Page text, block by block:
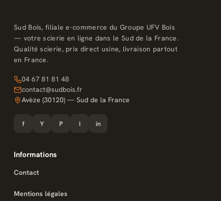
Sud Bois, filiale e-commerce du Groupe UFV Bois
— votre scierie en ligne dans le Sud de la France.
Qualité scierie, prix direct usine, livraison partout
en France.
04 67 81 81 48
contact@sudbois.fr
Avèze (30120) — Sud de la France
f Y P I in
Informations
Contact
Mentions légales